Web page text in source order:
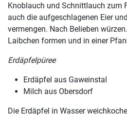
Knoblauch und Schnittlauch zum
auch die aufgeschlagenen Eier
vermengen. Nach Belieben
Laibchen formen und in einer
Erdäpfelpüree
Erdäpfel aus Gaweinstal
Milch aus Obersdorf
Die Erdäpfel in Wasser